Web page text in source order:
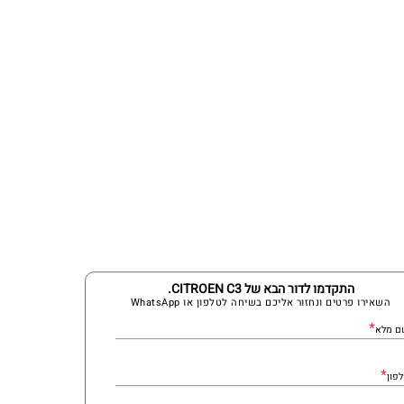
התקדמו לדור הבא של CITROEN C3.
השאירו פרטים ונחזור אליכם בשיחה לטלפון או WhatsApp
מלא*
*